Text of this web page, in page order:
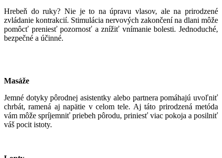
Hrebeň do ruky? Nie je to na úpravu vlasov, ale na prirodzené
zvládanie kontrakcií. Stimulácia nervových zakončení na dlani môže
pomôcť preniesť pozornosť a znížiť vnímanie bolesti. Jednoduché,
bezpečné a účinné.
Masáže
Jemné dotyky pôrodnej asistentky alebo partnera pomáhajú uvoľniť
chrbát, ramená aj napätie v celom tele. Aj táto prirodzená metóda
vám môže spríjemniť priebeh pôrodu, priniesť viac pokoja a posilniť
váš pocit istoty.